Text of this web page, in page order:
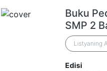
Buku
SMP 2
Listyaning
Edisi